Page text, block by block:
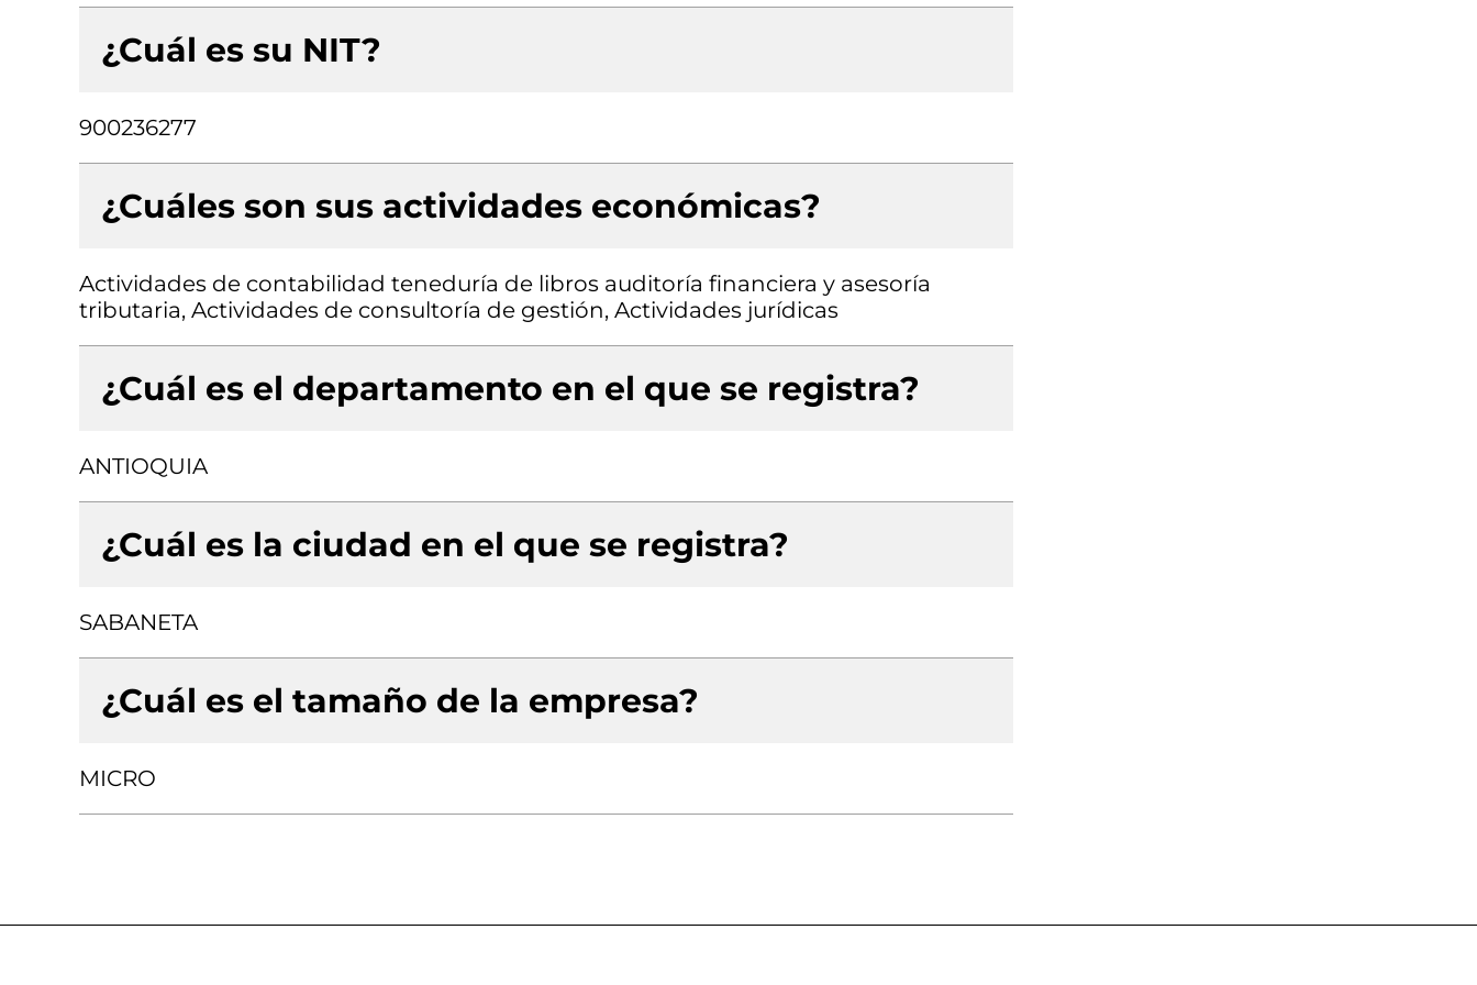
¿Cuál es su NIT?
900236277
¿Cuáles son sus actividades económicas?
Actividades de contabilidad teneduría de libros auditoría financiera y asesoría
tributaria, Actividades de consultoría de gestión, Actividades jurídicas
¿Cuál es el departamento en el que se registra?
ANTIOQUIA
¿Cuál es la ciudad en el que se registra?
SABANETA
¿Cuál es el tamaño de la empresa?
MICRO